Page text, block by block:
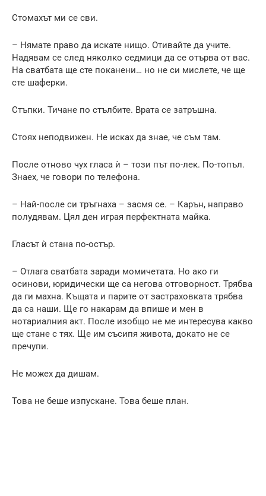
Стомахът ми се сви.
– Нямате право да искате нищо. Отивайте да учите.
Надявам се след няколко седмици да се отърва от вас.
На сватбата ще сте поканени… но не си мислете, че ще
сте шаферки.
Стъпки. Тичане по стълбите. Врата се затръшна.
Стоях неподвижен. Не исках да знае, че съм там.
После отново чух гласа ѝ – този път по-лек. По-топъл.
Знаех, че говори по телефона.
– Най-после си тръгнаха – засмя се. – Карън, направо
полудявам. Цял ден играя перфектната майка.
Гласът ѝ стана по-остър.
– Отлага сватбата заради момичетата. Но ако ги
осинови, юридически ще са негова отговорност. Трябва
да ги махна. Къщата и парите от застраховката трябва
да са наши. Ще го накарам да впише и мен в
нотариалния акт. После изобщо не ме интересува какво
ще стане с тях. Ще им съсипя живота, докато не се
пречупи.
Не можех да дишам.
Това не беше изпускане. Това беше план.